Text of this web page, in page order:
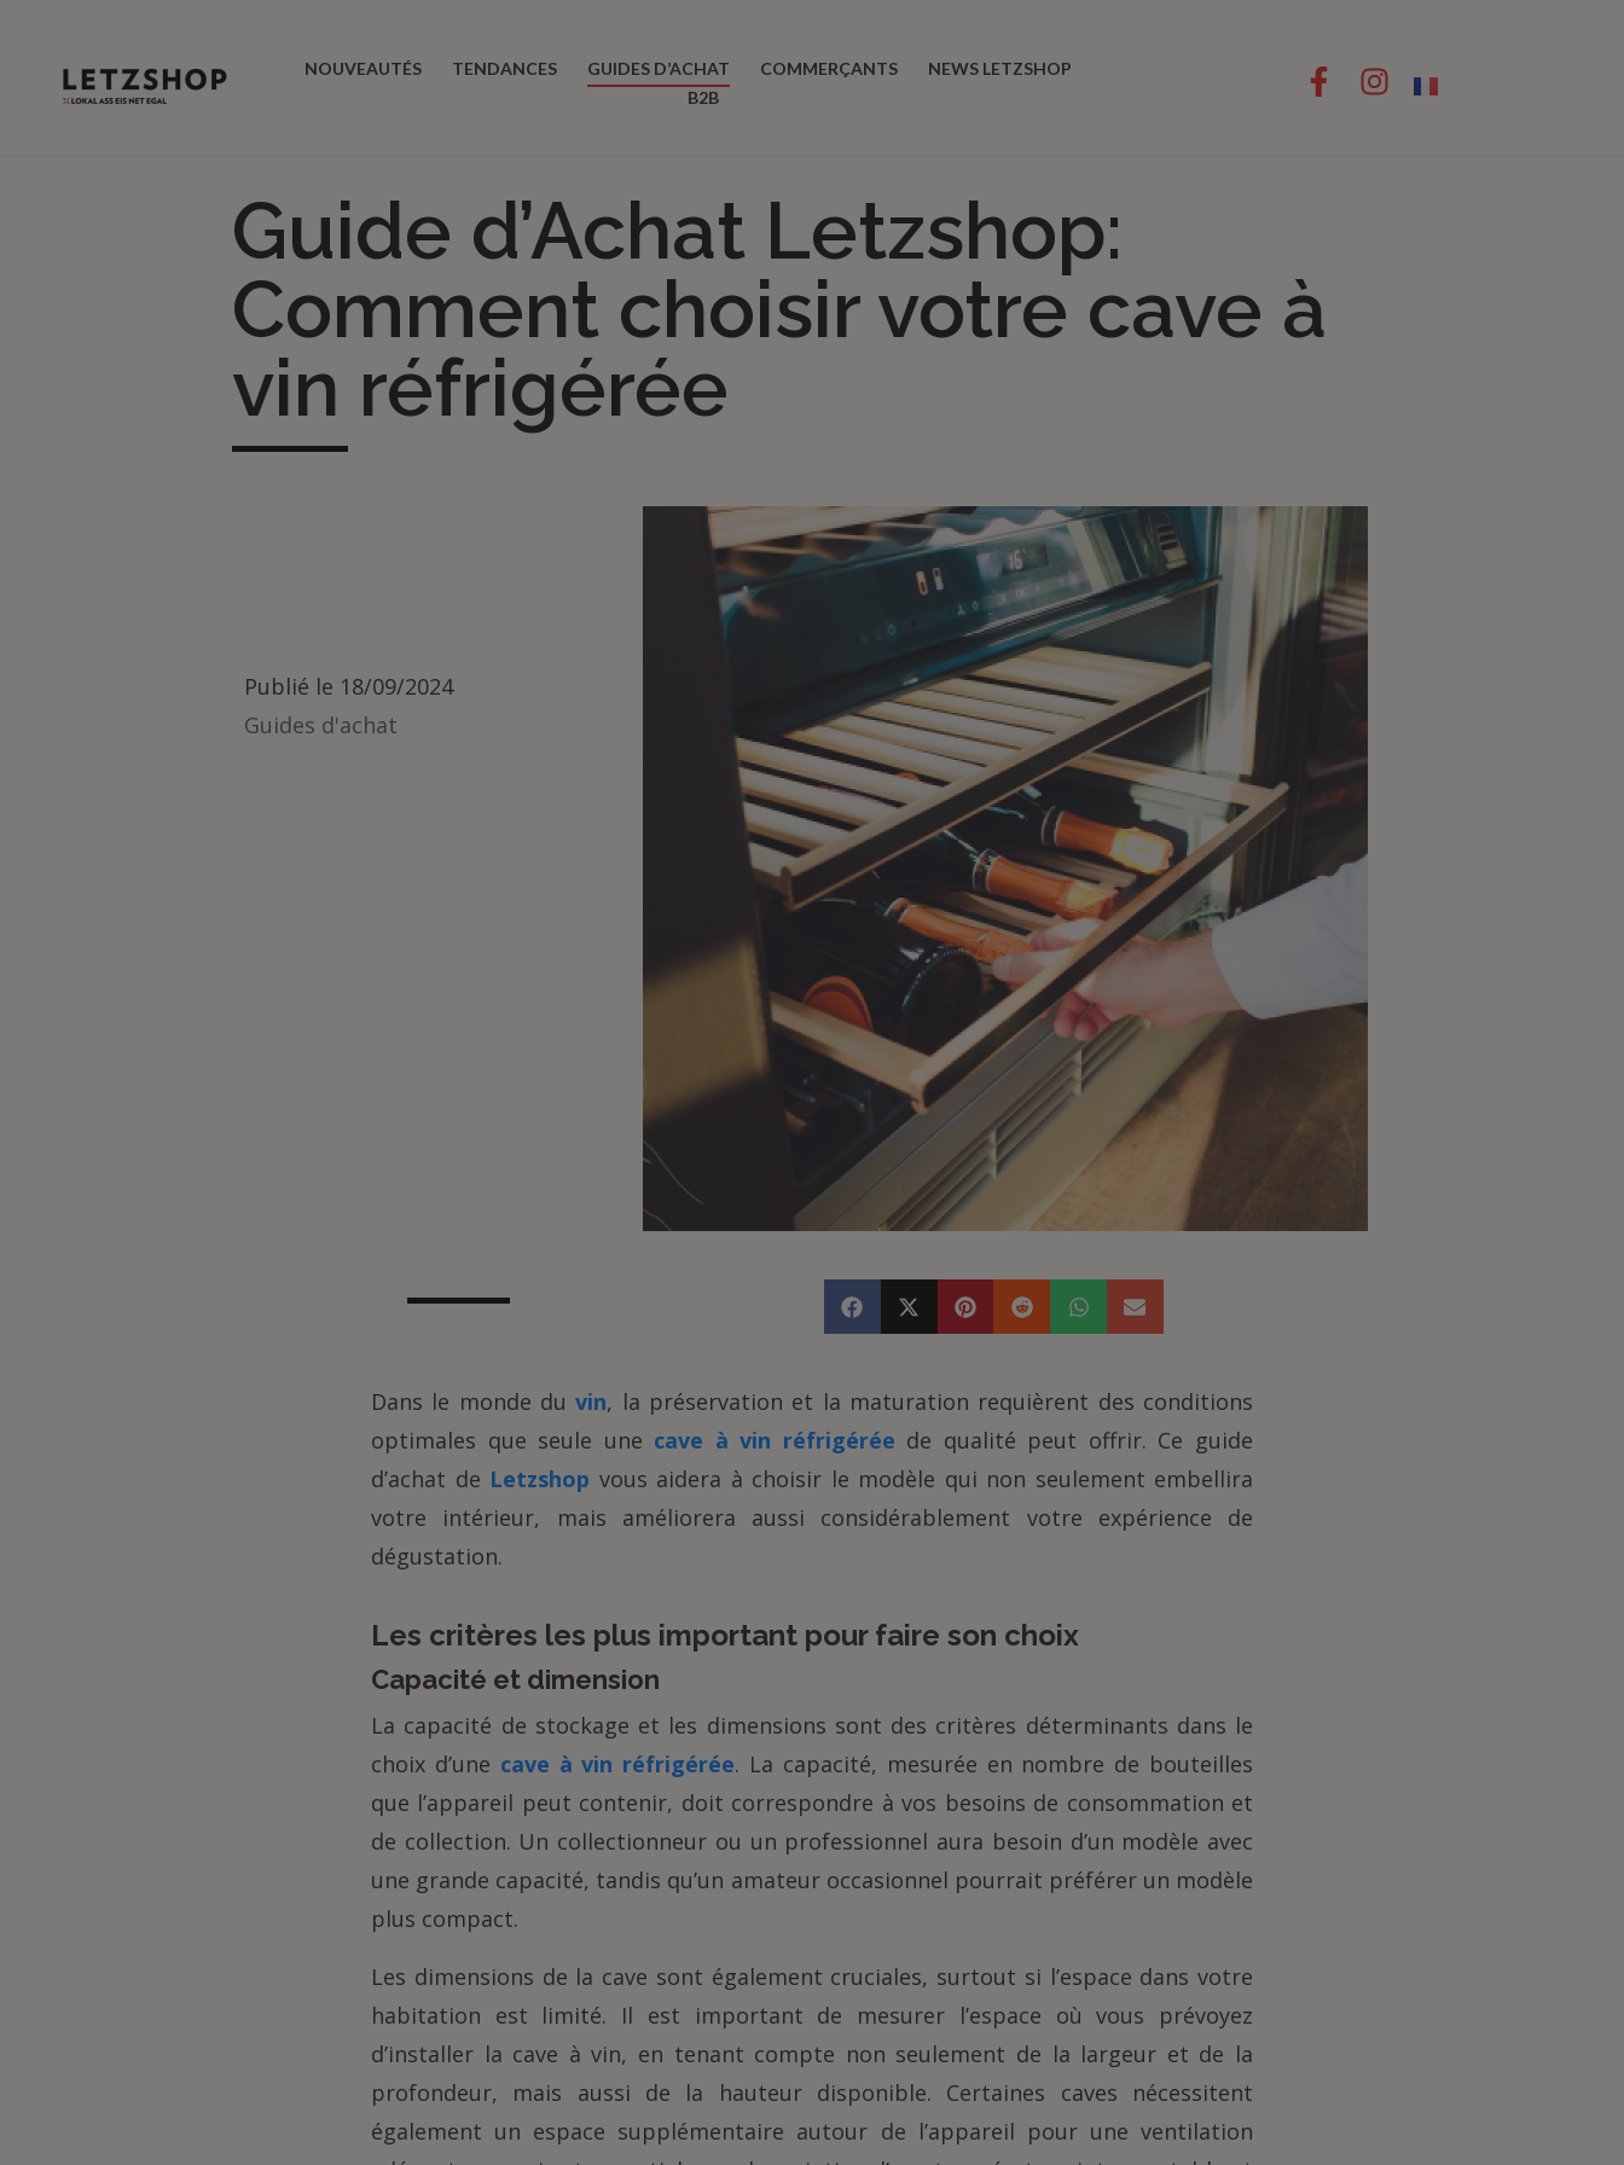
NOUVEAUTÉS TENDANCES GUIDES D’ACHAT COMMERÇANTS
NEWS LETZSHOP
B2B
Guide d’Achat Letzshop:
Comment choisir votre cave à
vin réfrigérée
Publié le 18/09/2024
Guides d'achat
Dans le monde duvin, la préservation et la maturation requièrent des conditions
optimales que seule une cave à vin réfrigérée de qualité peut offrir. Ce guide
d’achat de Letzshop vous aidera à choisir le modèle qui non seulement embellira
votre intérieur, mais améliorera aussi considérablement votre expérience de
dégustation.
Les critères les plus important pour faire son choix
Capacité et dimension
La capacité de stockage et les dimensions sont des critères déterminants dans le
choix d’une cave à vin réfrigérée. La capacité, mesurée en nombre de bouteilles
que l’appareil peut contenir, doit correspondre à vos besoins de consommation et
de collection. Un collectionneur ou un professionnel aura besoin d’un modèle avec
une grande capacité, tandis qu’un amateur occasionnel pourrait préférer un modèle
plus compact.
Les dimensions de la cave sont également cruciales, surtout si l’espace dans votre
habitation est limité. Il est important de mesurer l’espace où vous prévoyez
d’installer la cave à vin, en tenant compte non seulement de la largeur et de la
profondeur, mais aussi de la hauteur disponible. Certaines caves nécessitent
également un espace supplémentaire autour de l’appareil pour une ventilation